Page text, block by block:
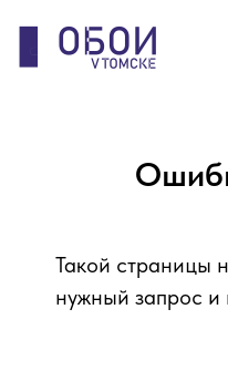
Такой страницы
нужный запрос и